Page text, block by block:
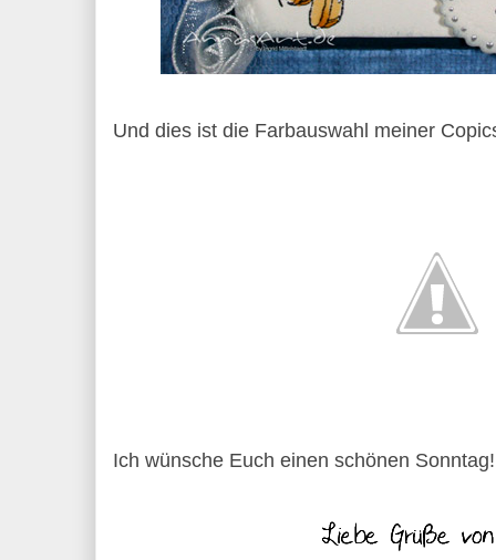
Und dies ist die Farbauswahl meiner
Ich wünsche Euch einen schönen Sonntag!